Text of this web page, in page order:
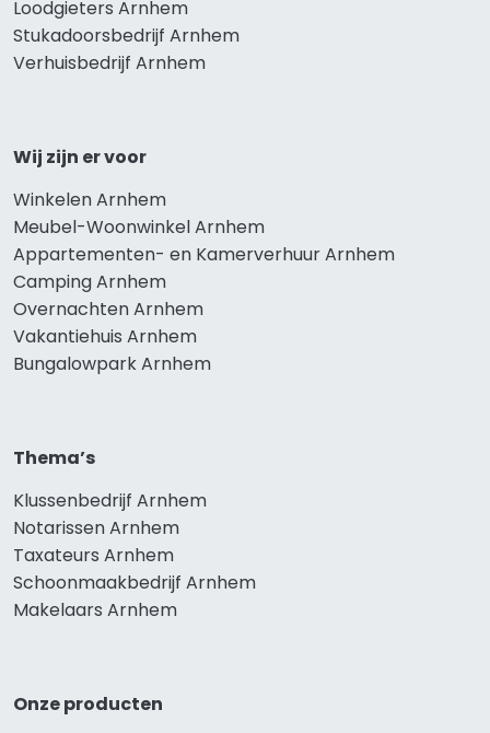
Loodgieters Arnhem
Stukadoorsbedrijf Arnhem
Verhuisbedrijf Arnhem
Wij zijn er voor
Winkelen Arnhem
Meubel-Woonwinkel Arnhem
Appartementen- en Kamerverhuur Arnhem
Camping Arnhem
Overnachten Arnhem
Vakantiehuis Arnhem
Bungalowpark Arnhem
Thema’s
Klussenbedrijf Arnhem
Notarissen Arnhem
Taxateurs Arnhem
Schoonmaakbedrijf Arnhem
Makelaars Arnhem
Onze producten